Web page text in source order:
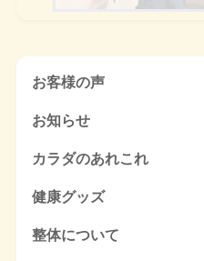
お客様の声
お知らせ
カラダのあれこれ
健康グッズ
整体について